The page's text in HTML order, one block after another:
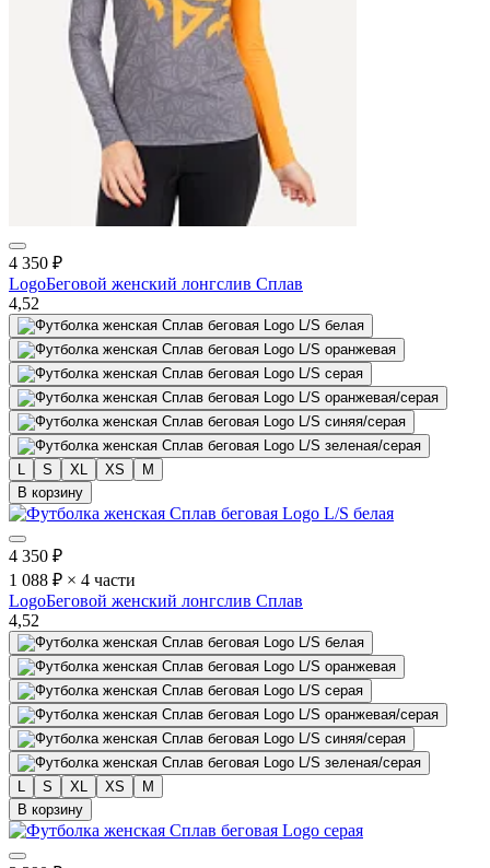
4 350 ₽
LogoБеговой женский лонгслив Сплав
4,52
L S XL XS
M
В корзину
4 350 ₽
1 088 ₽ × 4 части
LogoБеговой женский лонгслив Сплав
4,52
L S XL XS
M
В корзину